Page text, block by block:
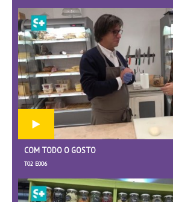
COM TODO O GOSTO
T02 E006